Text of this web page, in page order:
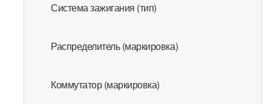
Система зажигания (тип)
Распределитель (маркировка)
Коммутатор (маркировка)